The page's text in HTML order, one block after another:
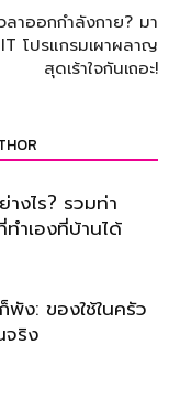
ลาออกกำลังกาย? มา
โปรแกรมเผาผลาญ
สุดเร้าใจกันเถอะ!
งไร? รวมท่า
ำเองที่บ้านได้
ง: ของใช้ในครัว
จริง